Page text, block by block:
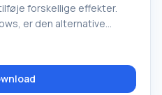
forskellige effekter.
er den alternative
Funktioner i Windows
forskellige kilder
digitale videokameraer,